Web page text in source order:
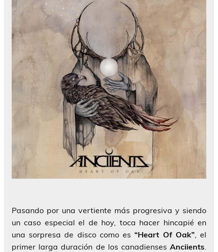
Pasando por una vertiente más progresiva y siendo
un caso especial el de hoy, toca hacer hincapié en
una sorpresa de disco como es“Heart Of Oak”, el
primer larga duración de los canadienses Anciients